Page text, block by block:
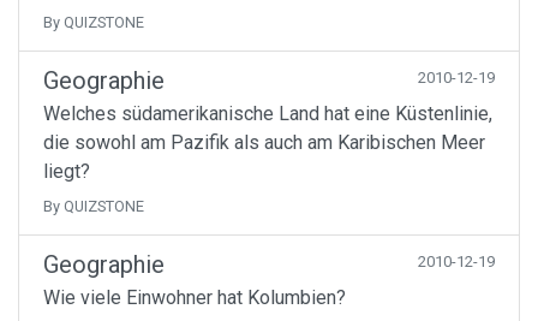
By QUIZSTONE
Geographie 2010-12-19
Welches südamerikanische Land hat eine Küstenlinie,
die sowohl am Pazifik als auch am Karibischen Meer
liegt?
By QUIZSTONE
Geographie 2010-12-19
Wie viele Einwohner hat Kolumbien?